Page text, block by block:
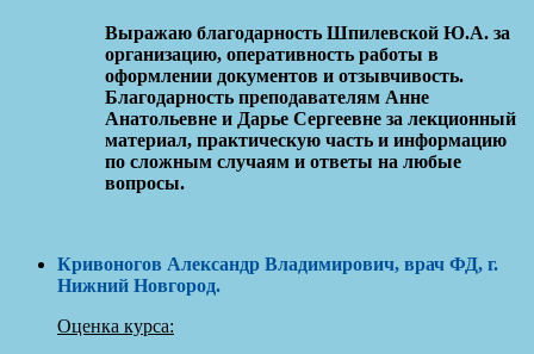
Выражаю благодарность Шпилевской Ю.А. за
организацию, оперативность работы в
оформлении документов и отзывчивость.
Благодарность преподавателям Анне
Анатольевне и Дарье Сергеевне за лекционный
материал, практическую часть и информацию
по сложным случаям и ответы на любые
вопросы.
Кривоногов Александр Владимирович, врач ФД, г.
Нижний Новгород.
Оценка курса: